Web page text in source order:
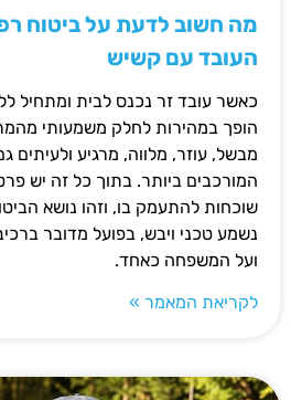
מה חשוב לדעת על ביטוח
העובד עם קשיש
כאשר עובד זר נכנס לבית ומתחיל
הופך במהירות לחלק משמעותי
מבשל, עוזר, מלווה, מרגיע ולעיתים
המורכבים ביותר. בתוך כל זה יש
שוכחות להתעמק בו, וזהו נושא
נשמע טכני ויבש, בפועל מדובר
ועל המשפחה כאחד.
לקריאת המאמר »